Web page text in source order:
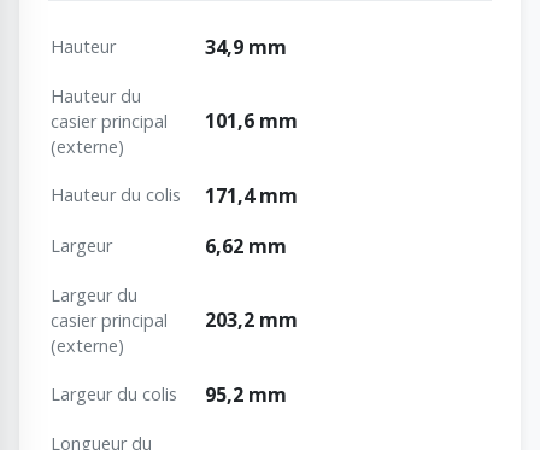
Hauteur 34,9 mm
Hauteur du
casier principal
(externe)
101,6 mm
Hauteur du colis 171,4 mm
Largeur 6,62 mm
Largeur du
casier principal
(externe)
203,2 mm
Largeur du colis 95,2 mm
Longueur du